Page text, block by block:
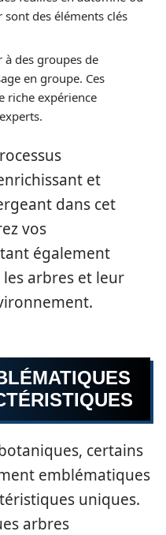
des éléments clés
à des groupes de
en groupe. Ces
riche expérience
et
dans cet
vos
également
arbres et leur
certains
emblématiques
uniques.
arbres